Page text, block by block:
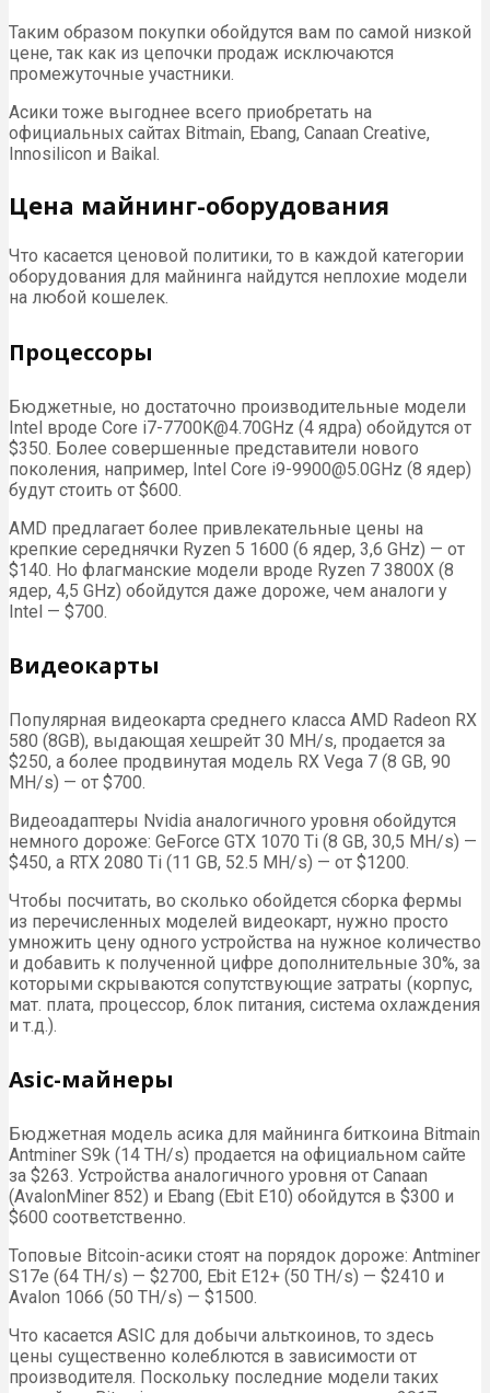
Таким образом покупки обойдутся вам по самой низкой
цене, так как из цепочки продаж исключаются
промежуточные участники.
Асики тоже выгоднее всего приобретать на
официальных сайтах Bitmain, Ebang, Canaan Creative,
Innosilicon и Baikal.
Цена майнинг-оборудования
Что касается ценовой политики, то в каждой категории
оборудования для майнинга найдутся неплохие модели
на любой кошелек.
Процессоры
Бюджетные, но достаточно производительные модели
Intel вроде Core i7-7700K@4.70GHz (4 ядра) обойдутся от
$350. Более совершенные представители нового
поколения, например, Intel Core i9-9900@5.0GHz (8 ядер)
будут стоить от $600.
AMD предлагает более привлекательные цены на
крепкие середнячки Ryzen 5 1600 (6 ядер, 3,6 GHz) — от
$140. Но флагманские модели вроде Ryzen 7 3800X (8
ядер, 4,5 GHz) обойдутся даже дороже, чем аналоги у
Intel — $700.
Видеокарты
Популярная видеокарта среднего класса AMD Radeon RX
580 (8GB), выдающая хешрейт 30 MH/s, продается за
$250, а более продвинутая модель RX Vega 7 (8 GB, 90
MH/s) — от $700.
Видеоадаптеры Nvidia аналогичного уровня обойдутся
немного дороже: GeForce GTX 1070 Ti (8 GB, 30,5 MH/s) —
$450, а RTX 2080 Ti (11 GB, 52.5 MH/s) — от $1200.
Чтобы посчитать, во сколько обойдется сборка фермы
из перечисленных моделей видеокарт, нужно просто
умножить цену одного устройства на нужное количество
и добавить к полученной цифре дополнительные 30%, за
которыми скрываются сопутствующие затраты (корпус,
мат. плата, процессор, блок питания, система охлаждения
и т.д.).
Asic-майнеры
Бюджетная модель асика для майнинга биткоина Bitmain
Antminer S9k (14 TH/s) продается на официальном сайте
за $263. Устройства аналогичного уровня от Canaan
(AvalonMiner 852) и Ebang (Ebit E10) обойдутся в $300 и
$600 соответственно.
Топовые Bitcoin-асики стоят на порядок дороже: Antminer
S17e (64 TH/s) — $2700, Ebit E12+ (50 TH/s) — $2410 и
Avalon 1066 (50 TH/s) — $1500.
Что касается ASIC для добычи альткоинов, то здесь
цены существенно колеблются в зависимости от
производителя. Поскольку последние модели таких